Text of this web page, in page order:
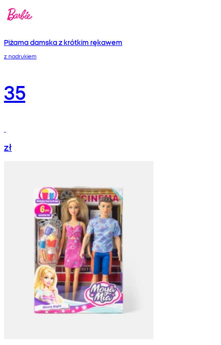
Piżama damska z krótkim rękawem
z nadrukiem
35
zł